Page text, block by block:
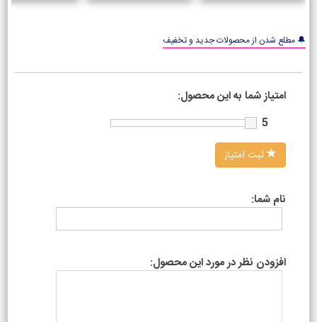
🔔 مطلع شدن از محصولات جدید و تخفیف
امتیاز شما به این محصول:
5
ثبت امتیاز
نام شما:
افزودن نظر در مورد این محصول: